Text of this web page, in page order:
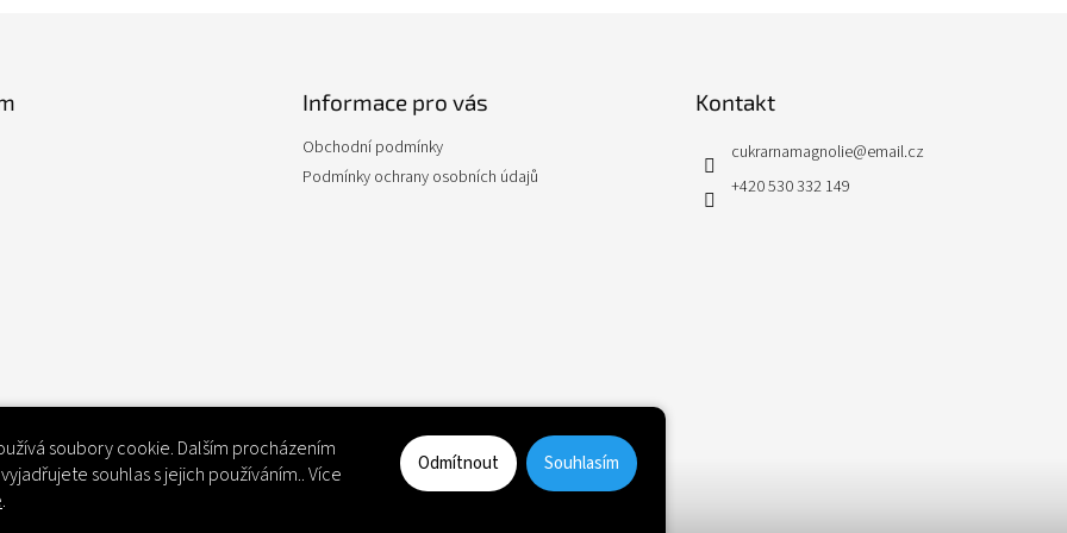
soubory cookie. Dalším procházením
souhlas s jejich používáním.. Více
.
Odmítnout Souhlasím
Sledovat na Instagramu
Informace pro vás
Obchodní podmínky
Podmínky ochrany osobních údajů
Kontakt
cukrarnamagnolie@email.cz
+420 530 332 149